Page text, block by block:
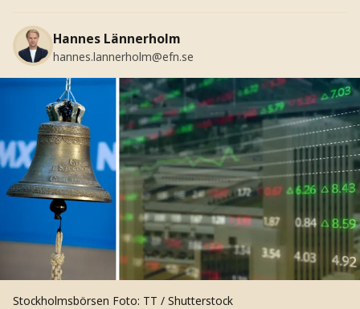
Hannes Lännerholm
hannes.lannerholm@efn.se
Stockholmsbörsen Foto: TT / Shutterstock